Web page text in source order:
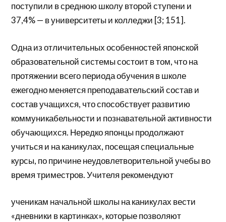
поступили в среднюю школу второй ступени и
37,4% — в университеты и колледжи [3; 151].
Одна из отличительных особенностей японской
образовательной системы состоит в том, что на
протяжении всего периода обучения в школе
ежегодно меняется преподавательский состав и
состав учащихся, что способствует развитию
коммуникабельности и познавательной активности
обучающихся. Нередко японцы продолжают
учиться и на каникулах, посещая специальные
курсы, по причине неудовлетворительной учебы во
время триместров. Учителя рекомендуют
ученикам начальной школы на каникулах вести
«дневники в картинках», которые позволяют